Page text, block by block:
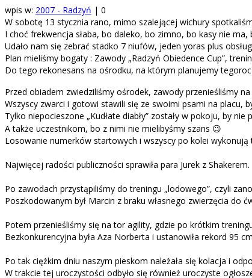
wpis w: 2007 - Radzyń | 0
W sobotę 13 stycznia rano, mimo szalejącej wichury
I choć frekwencja słaba, bo daleko, bo zimno, bo kasy nie ma,
Udało nam się zebrać stadko 7 niufów, jeden yoras plus
Plan mieliśmy bogaty : Zawody „Radzyń Obiedence Cup”,
Do tego rekonesans na ośrodku, na którym planujemy
Przed obiadem zwiedziliśmy ośrodek, zawody przenieśliśmy na
Wszyscy zwarci i gotowi stawili się ze swoimi psami na placu,
Tylko niepocieszone „Kudłate diabły” zostały w pokoju, by nie
A także uczestnikom, bo z nimi nie mielibyśmy szans 😉
Losowanie numerków startowych i wszyscy po kolei wykonują
Najwięcej radości publiczności sprawiła para Jurek z Shakerem.
Po zawodach przystąpiliśmy do treningu „lodowego”, czyli
Poszkodowanym był Marcin z braku własnego zwierzęcia do
Potem przenieśliśmy się na tor agility, gdzie po krótkim
Bezkonkurencyjna była Aza Norberta i ustanowiła rekord 95
Po tak ciężkim dniu naszym pieskom należała się kolacja i
W trakcie tej uroczystości odbyło się również uroczyste